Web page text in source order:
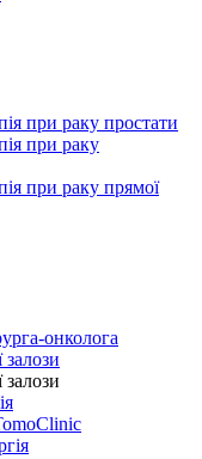
при раку простати
при раку
при раку прямої
онколога
залози
залози